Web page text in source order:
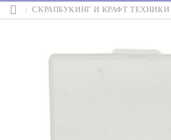
СКРАПБУКИНГ И КРАФТ ТЕХНИКИ